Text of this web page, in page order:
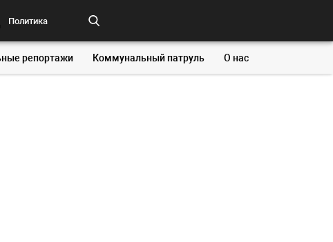
Политика
репортажи Коммунальный патруль О нас